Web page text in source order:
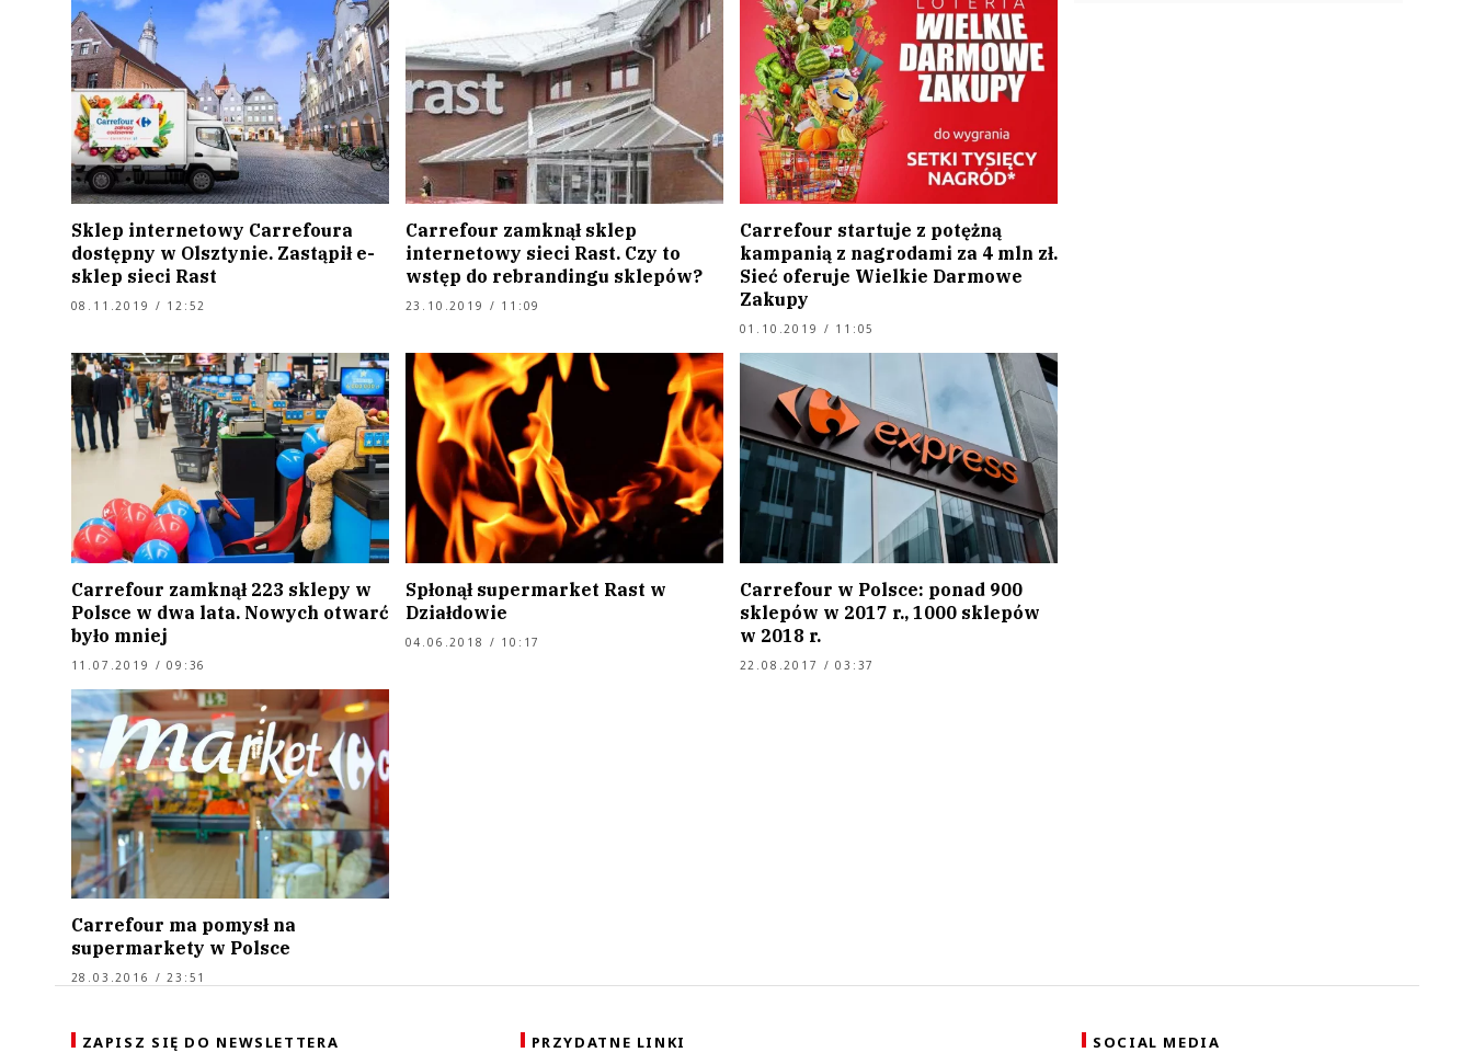
Sklep internetowy Carrefoura
dostępny w Olsztynie. Zastąpił e-
sklep sieci Rast
08.11.2019 / 12:52
Carrefour zamknął sklep
internetowy sieci Rast. Czy to
wstęp do rebrandingu sklepów?
23.10.2019 / 11:09
Carrefour startuje z potężną
kampanią z nagrodami za 4 mln zł.
Sieć oferuje Wielkie Darmowe
Zakupy
01.10.2019 / 11:05
Carrefour zamknął 223 sklepy w
Polsce w dwa lata. Nowych otwarć
było mniej
11.07.2019 / 09:36
Spłonął supermarket Rast w
Działdowie
04.06.2018 / 10:17
Carrefour w Polsce: ponad 900
sklepów w 2017 r., 1000 sklepów
w 2018 r.
22.08.2017 / 03:37
Carrefour ma pomysł na
supermarkety w Polsce
28.03.2016 / 23:51
ZAPISZ SIĘ DO NEWSLETTERA PRZYDATNE LINKI SOCIAL MEDIA